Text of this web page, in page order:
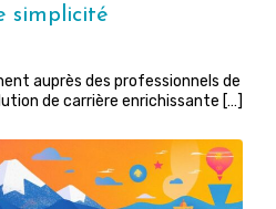
simplicité
auprès des professionnels de
de carrière enrichissante […]